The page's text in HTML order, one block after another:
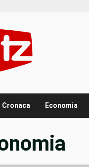
Cronaca Economia